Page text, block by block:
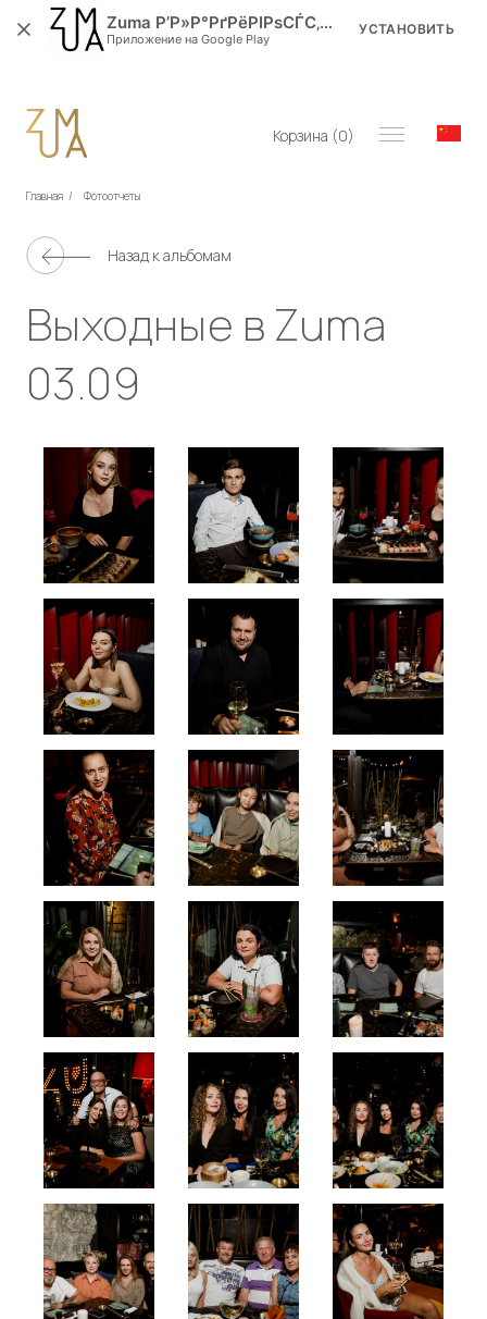
Корзина (0)
Главная / Фотоотчеты
Назад к альбомам
Выходные в Zuma
03.09
Zuma Р’Р»Р°РґРёРІРѕСЃС‚РѕРє
Приложение на Google Play
УСТАНОВИТЬ